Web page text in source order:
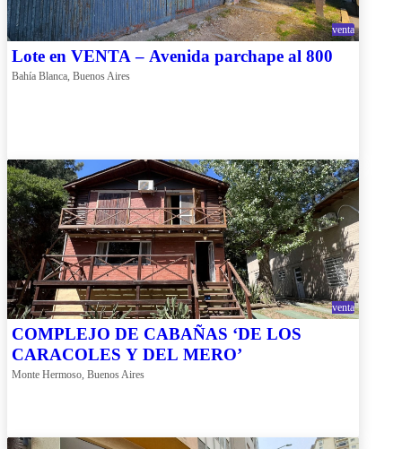
venta
Lote en VENTA – Avenida parchape al 800
Bahía Blanca, Buenos Aires
venta
COMPLEJO DE CABAÑAS ‘DE LOS
CARACOLES Y DEL MERO’
Monte Hermoso, Buenos Aires